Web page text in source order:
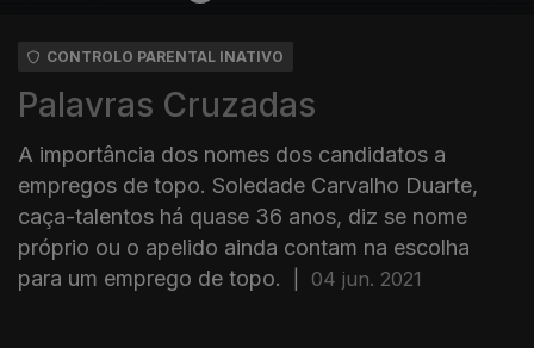
CONTROLO PARENTAL INATIVO
Palavras Cruzadas
A importância dos nomes dos candidatos a
empregos de topo. Soledade Carvalho Duarte,
caça-talentos há quase 36 anos, diz se nome
próprio ou o apelido ainda contam na escolha
para um emprego de topo.
04 jun. 2021